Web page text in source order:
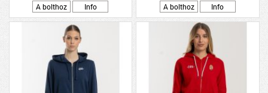
A bolthoz
Info
A bolthoz
Info